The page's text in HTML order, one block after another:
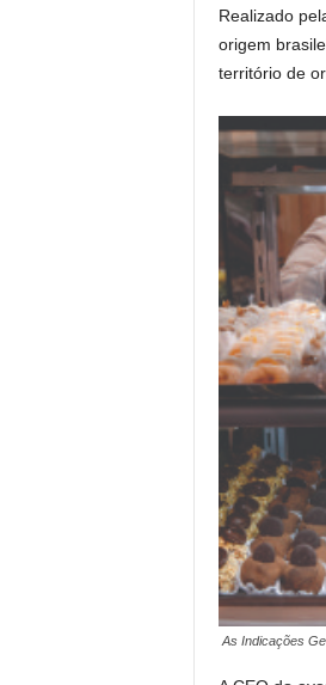
Realizado
origem
território de
As Indicações